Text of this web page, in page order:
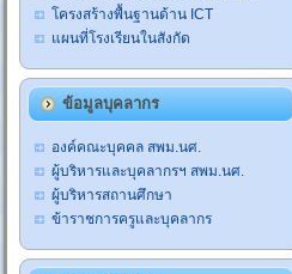
โครงสร้างพื้นฐานด้าน ICT
แผนที่โรงเรียนในสังกัด
ข้อมูลบุคลากร
องค์คณะบุคคล สพม.นศ.
ผู้บริหารและบุคลากรฯ สพม.นศ.
ผู้บริหารสถานศึกษา
ข้าราชการครูและบุคลากร